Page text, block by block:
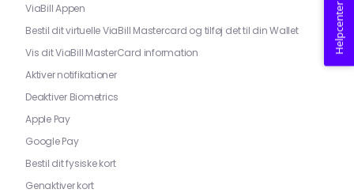
ViaBill Appen
Bestil dit virtuelle ViaBill Mastercard og tilføj det til din Wallet
Vis dit ViaBill MasterCard information
Aktiver notifikationer
Deaktiver Biometrics
Apple Pay
Google Pay
Bestil dit fysiske kort
Genaktiver kort
Helpcenter